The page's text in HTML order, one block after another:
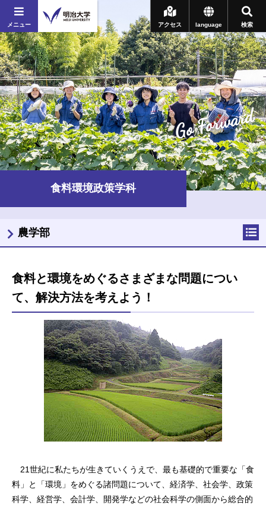
メニュー 検索
language
アクセス
Go Forward
食料環境政策学科
食料と環境をめぐるさまざまな問題につい
て、解決方法を考えよう！
21世紀に私たちが生きていくうえで、最も基礎的で重要な「食
料」と「環境」をめぐる諸問題について、経済学、社会学、政策
科学、経営学、会計学、開発学などの社会科学の側面から総合的
農学部